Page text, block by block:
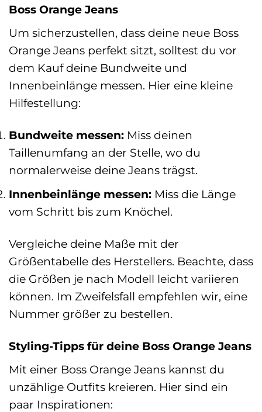
Boss Orange Jeans
Um sicherzustellen, dass deine neue Boss
Orange Jeans perfekt sitzt, solltest du vor
dem Kauf deine Bundweite und
Innenbeinlänge messen. Hier eine kleine
Hilfestellung:
Bundweite messen: Miss deinen
Taillenumfang an der Stelle, wo du
normalerweise deine Jeans trägst.
Innenbeinlänge messen: Miss die Länge
vom Schritt bis zum Knöchel.
Vergleiche deine Maße mit der
Größentabelle des Herstellers. Beachte, dass
die Größen je nach Modell leicht variieren
können. Im Zweifelsfall empfehlen wir, eine
Nummer größer zu bestellen.
Styling-Tipps für deine Boss Orange Jeans
Mit einer Boss Orange Jeans kannst du
unzählige Outfits kreieren. Hier sind ein
paar Inspirationen: